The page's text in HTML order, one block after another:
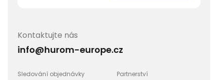
Kontaktujte nás
info@hurom-europe.cz
Sledování objednávky Partnerství